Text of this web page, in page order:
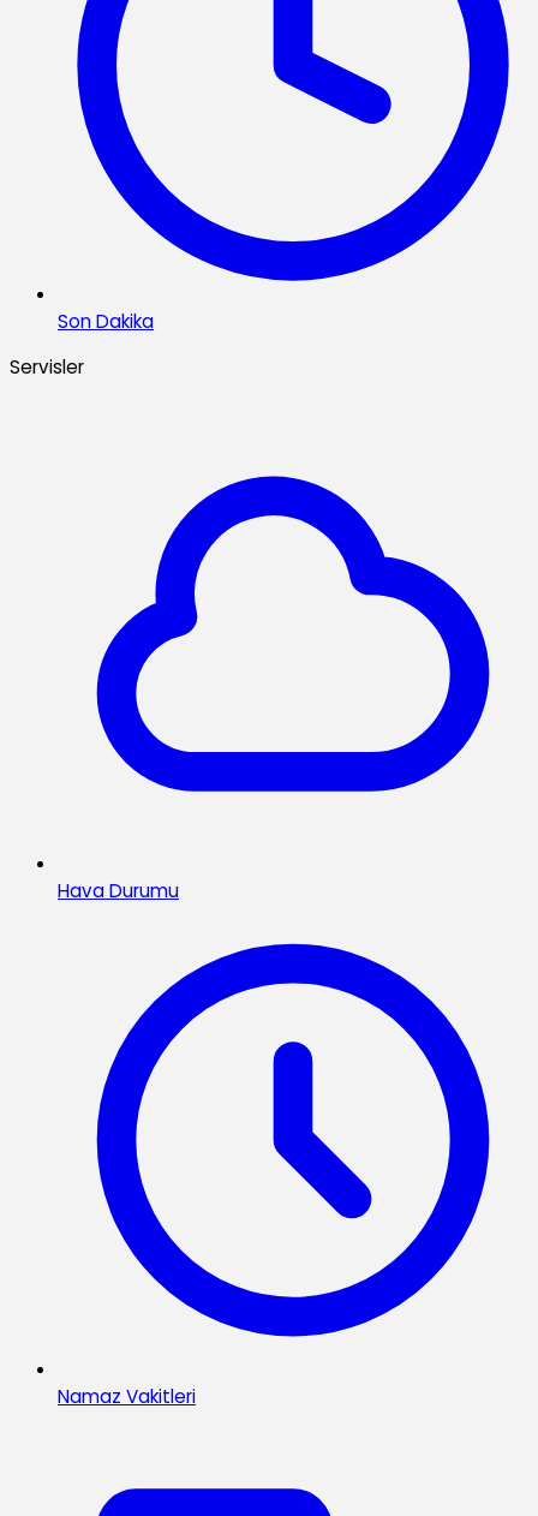
Son Dakika
Servisler
Hava Durumu
Namaz Vakitleri